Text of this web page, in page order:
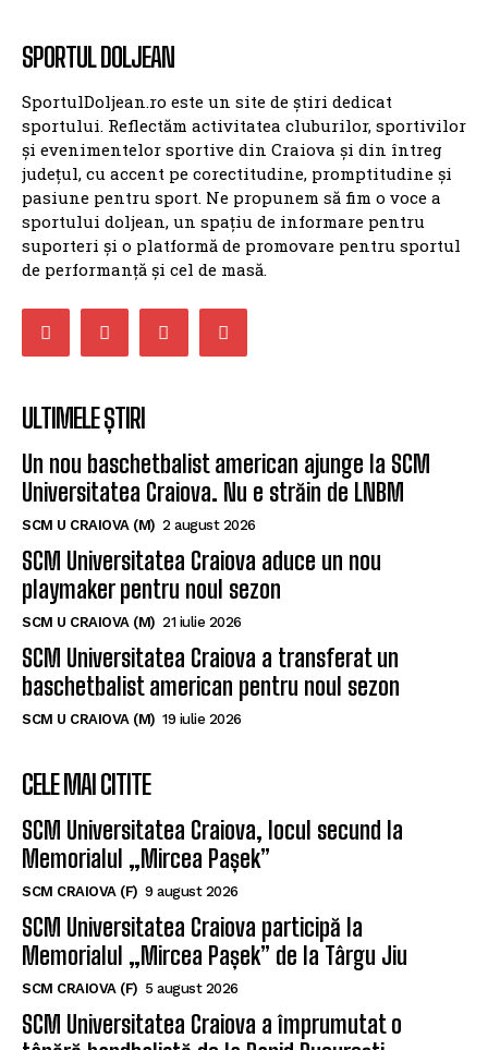
SPORTUL DOLJEAN
SportulDoljean.ro este un site de știri dedicat
sportului. Reflectăm activitatea cluburilor, sportivilor
și evenimentelor sportive din Craiova și din întreg
județul, cu accent pe corectitudine, promptitudine și
pasiune pentru sport. Ne propunem să fim o voce a
sportului doljean, un spațiu de informare pentru
suporteri și o platformă de promovare pentru sportul
de performanță și cel de masă.
ULTIMELE ȘTIRI
Un nou baschetbalist american ajunge la SCM
Universitatea Craiova. Nu e străin de LNBM
SCM U CRAIOVA (M) 2 august 2026
SCM Universitatea Craiova aduce un nou
playmaker pentru noul sezon
SCM U CRAIOVA (M) 21 iulie 2026
SCM Universitatea Craiova a transferat un
baschetbalist american pentru noul sezon
SCM U CRAIOVA (M) 19 iulie 2026
CELE MAI CITITE
SCM Universitatea Craiova, locul secund la
Memorialul „Mircea Pașek”
SCM CRAIOVA (F) 9 august 2026
SCM Universitatea Craiova participă la
Memorialul „Mircea Pașek” de la Târgu Jiu
SCM CRAIOVA (F) 5 august 2026
SCM Universitatea Craiova a împrumutat o